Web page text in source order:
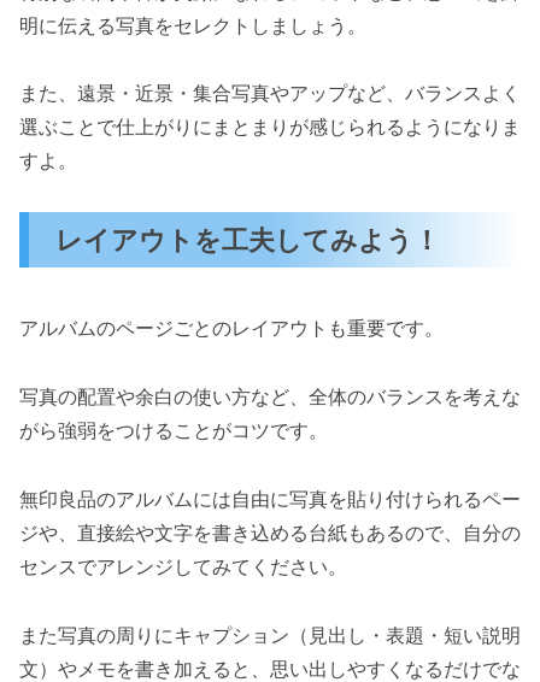
明に伝える写真をセレクトしましょう。
また、遠景・近景・集合写真やアップなど、バランスよく
選ぶことで仕上がりにまとまりが感じられるようになりま
すよ。
レイアウトを工夫してみよう！
アルバムのページごとのレイアウトも重要です。
写真の配置や余白の使い方など、全体のバランスを考えな
がら強弱をつけることがコツです。
無印良品のアルバムには自由に写真を貼り付けられるペー
ジや、直接絵や文字を書き込める台紙もあるので、自分の
センスでアレンジしてみてください。
また写真の周りにキャプション（見出し・表題・短い説明
文）やメモを書き加えると、思い出しやすくなるだけでな